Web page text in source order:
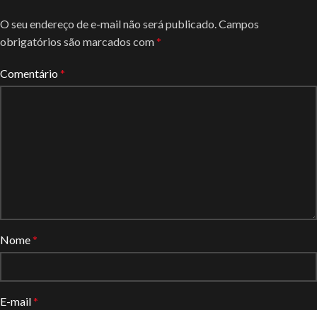
O seu endereço de e-mail não será publicado. Campos
obrigatórios são marcados com*
Comentário *
Nome*
E-mail*